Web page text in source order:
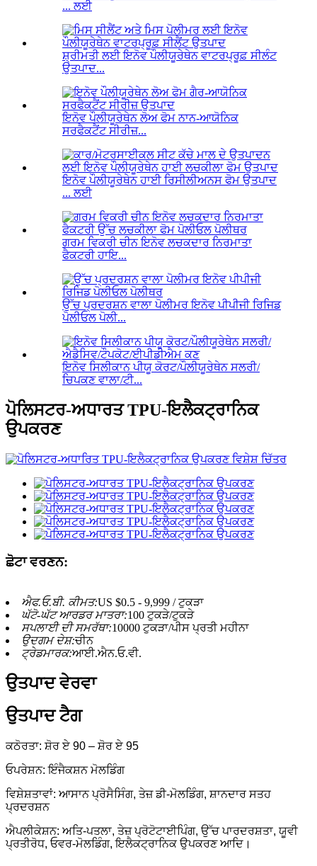
... ਲਈ
ਸ਼੍ਰੀਮਤੀ ਲਈ ਇਨੋਵ ਪੌਲੀਯੂਰੇਥੇਨ ਵਾਟਰਪ੍ਰੂਫ਼ ਸੀਲੰਟ
ਉਤਪਾਦ...
ਇਨੋਵ ਪੌਲੀਯੂਰੇਥੇਨ ਲੋਅ ਫੋਮ ਨਾਨ-ਆਯੋਨਿਕ
ਸਰਫੈਕਟੈਂਟ ਸੀਰੀਜ਼...
ਇਨੋਵ ਪੌਲੀਯੂਰੇਥੇਨ ਹਾਈ ਰਿਸੀਲੀਅਨਸ ਫੋਮ ਉਤਪਾਦ
... ਲਈ
ਗਰਮ ਵਿਕਰੀ ਚੀਨ ਇਨੋਵ ਲਚਕਦਾਰ ਨਿਰਮਾਤਾ
ਫੈਕਟਰੀ ਹਾਇ...
ਉੱਚ ਪ੍ਰਦਰਸ਼ਨ ਵਾਲਾ ਪੋਲੀਮਰ ਇਨੋਵ ਪੀਪੀਜੀ ਰਿਜਿਡ
ਪੋਲੀਓਲ ਪੋਲੀ...
ਇਨੋਵ ਸਿਲੀਕਾਨ ਪੀਯੂ ਕੋਰਟ/ਪੌਲੀਯੂਰੇਥੇਨ ਸਲਰੀ/
ਚਿਪਕਣ ਵਾਲਾ/ਟੀ...
ਪੋਲਿਸਟਰ-ਅਧਾਰਤ TPU-ਇਲੈਕਟ੍ਰਾਨਿਕ
ਉਪਕਰਣ
ਛੋਟਾ ਵਰਣਨ:
ਐਫ.ਓ.ਬੀ. ਕੀਮਤ:US $0.5 - 9,999 / ਟੁਕੜਾ
ਘੱਟੋ-ਘੱਟ ਆਰਡਰ ਮਾਤਰਾ:100 ਟੁਕੜੇ/ਟੁਕੜੇ
ਸਪਲਾਈ ਦੀ ਸਮਰੱਥਾ:10000 ਟੁਕੜਾ/ਪੀਸ ਪ੍ਰਤੀ ਮਹੀਨਾ
ਉਦਗਮ ਦੇਸ਼:ਚੀਨ
ਟ੍ਰੇਡਮਾਰਕ:ਆਈ.ਐਨ.ਓ.ਵੀ.
ਉਤਪਾਦ ਵੇਰਵਾ
ਉਤਪਾਦ ਟੈਗ
ਕਠੋਰਤਾ: ਸ਼ੋਰ ਏ 90 – ਸ਼ੋਰ ਏ 95
ਓਪਰੇਸ਼ਨ: ਇੰਜੈਕਸ਼ਨ ਮੋਲਡਿੰਗ
ਵਿਸ਼ੇਸ਼ਤਾਵਾਂ: ਆਸਾਨ ਪ੍ਰੋਸੈਸਿੰਗ, ਤੇਜ਼ ਡੀ-ਮੋਲਡਿੰਗ, ਸ਼ਾਨਦਾਰ ਸਤਹ
ਪ੍ਰਦਰਸ਼ਨ
ਐਪਲੀਕੇਸ਼ਨ: ਅਤਿ-ਪਤਲਾ, ਤੇਜ਼ ਪ੍ਰੋਟੋਟਾਈਪਿੰਗ, ਉੱਚ ਪਾਰਦਰਸ਼ਤਾ, ਯੂਵੀ
ਪ੍ਰਤੀਰੋਧ, ਓਵਰ-ਮੋਲਡਿੰਗ, ਇਲੈਕਟ੍ਰਾਨਿਕ ਉਪਕਰਣ ਆਦਿ।